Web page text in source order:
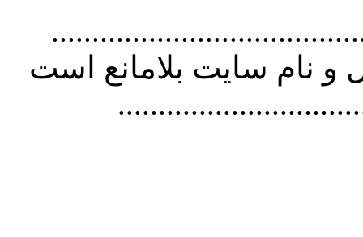
استفاده از
نام سايت بلامانع است